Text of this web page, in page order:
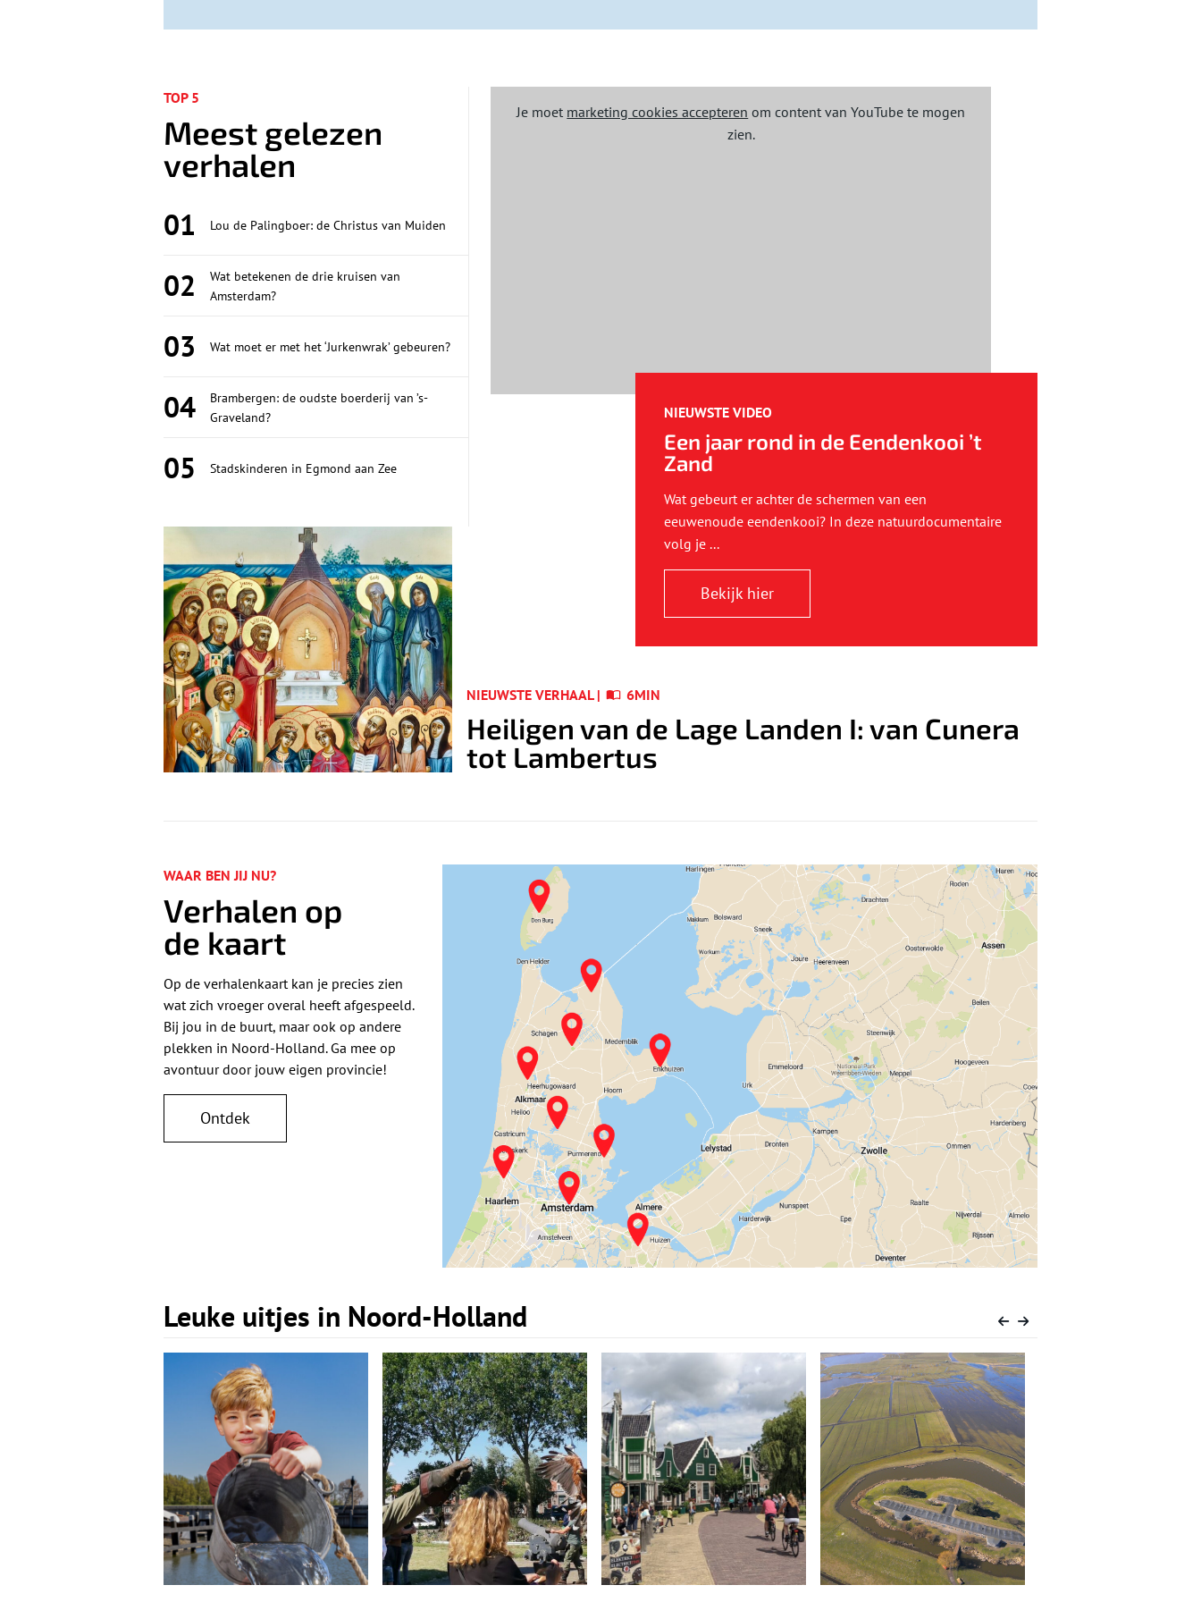
TOP 5
Meest gelezen
verhalen
01 Lou de Palingboer: de Christus van Muiden
02
Wat betekenen de drie kruisen van
Amsterdam?
03 Wat moet er met het ‘Jurkenwrak’ gebeuren?
04
Brambergen: de oudste boerderij van ’s-
Graveland?
05 Stadskinderen in Egmond aan Zee
Je moet marketing cookies accepteren om content van YouTube te mogen
zien.
NIEUWSTE VIDEO
Een jaar rond in de Eendenkooi ’t
Zand
Wat gebeurt er achter de schermen van een
eeuwenoude eendenkooi? In deze natuurdocumentaire
volg je ...
Bekijk hier
NIEUWSTE VERHAAL | 6MIN
Heiligen van de Lage Landen I: van Cunera
tot Lambertus
WAAR BEN JIJ NU?
Verhalen op
de kaart
Op de verhalenkaart kan je precies zien
wat zich vroeger overal heeft afgespeeld.
Bij jou in de buurt, maar ook op andere
plekken in Noord-Holland. Ga mee op
avontuur door jouw eigen provincie!
Ontdek
Leuke uitjes in Noord-Holland